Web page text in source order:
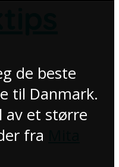
de beste
til Danmark.
av et større
fra